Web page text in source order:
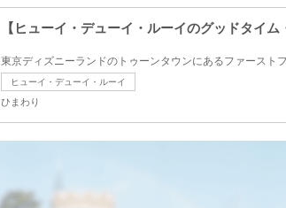
【ヒューイ・デューイ・ルーイのグッドタイ
東京ディズニーランドのトゥーンタウンにあるファースト
ヒューイ・デューイ・ルーイ
ひまわり